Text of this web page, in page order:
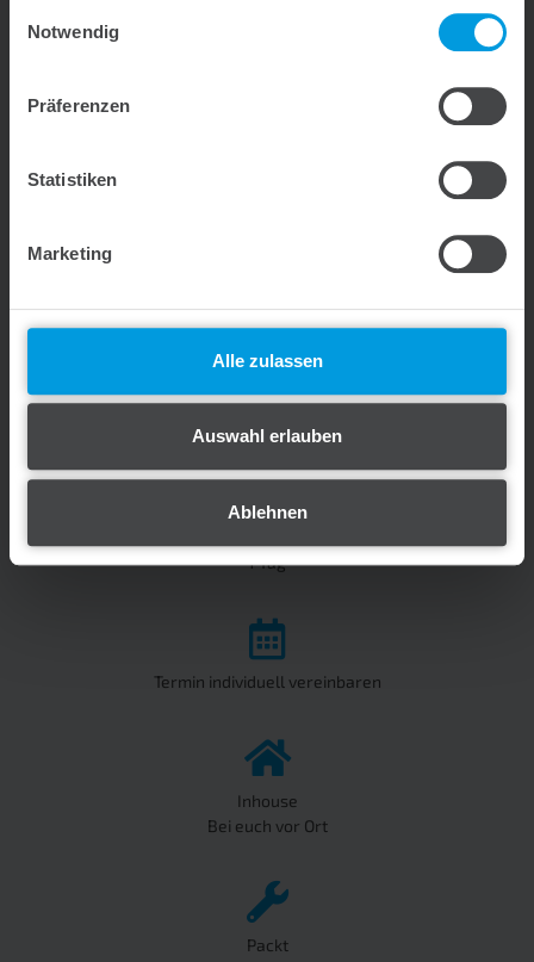
Notwendig
Präferenzen
Statistiken
Marketing
Alle zulassen
Auswahl erlauben
Ablehnen
Wir kommen zu euch und veranstalten eine Anwender-
ist deutschlandweit möglich und kann ab 2 Teilnehmern
durchgeführt werden. Bei mehreren Teilnehmern machen wir
1 Tag
Termin individuell vereinbaren
Inhouse
Bei euch vor Ort
Packt